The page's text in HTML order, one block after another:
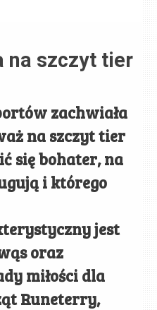
na szczyt tier
zachwiała
na szczyt tier
się bohater, na
i którego
jest
oraz
miłości dla
Runeterry,